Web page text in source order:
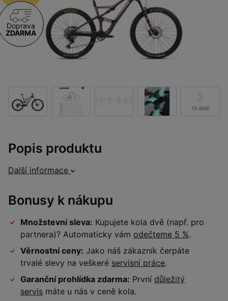
Doprava
ZDARMA
12 další
Popis produktu
Další informace
Bonusy k nákupu
Množstevní sleva: Kupujete kola dvě (např. pro
partnera)? Automaticky vám odečteme 5 %.
Věrnostní ceny: Jako náš zákazník čerpáte
trvalé slevy na veškeré servisní práce.
Garanční prohlídka zdarma: První důležitý
servis máte u nás v ceně kola.